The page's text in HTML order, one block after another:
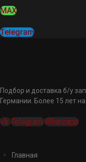
MAX
Telegram
Подбор и доставка б/у
Германии. Более 15 лет
Vk Telegram Whatsapp
Главная